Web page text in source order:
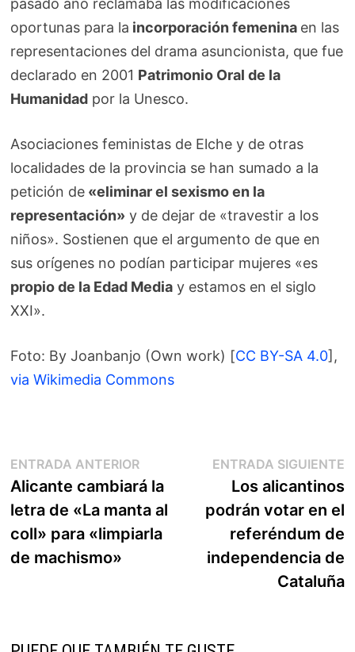
oportunas para la incorporación femenina en las
representaciones del drama asuncionista, que fue
declarado en 2001 Patrimonio Oral de la
Humanidad por la Unesco.
Asociaciones feministas de Elche y de otras
localidades de la provincia se han sumado a la
petición de «eliminar el sexismo en la
representación» y de dejar de «travestir a los
niños». Sostienen que el argumento de que en
sus orígenes no podían participar mujeres «es
propio de la Edad Media y estamos en el siglo
XXI».
Foto: By Joanbanjo (Own work) [CC BY-SA 4.0],
via Wikimedia Commons
Navegación
de
entradas
ENTRADA ANTERIOREntrada
anterior:
Alicante cambiará la
letra de «La manta al
coll» para «limpiarla
de machismo»
ENTRADA SIGUIENTE
Los alicantinos
podrán votar en el
referéndum de
independencia de
Cataluña